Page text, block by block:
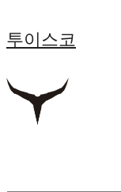
투이스코